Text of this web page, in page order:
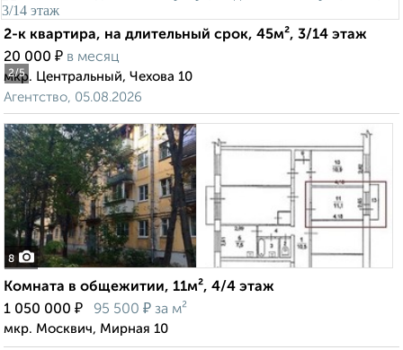
2/5
2-к квартира, на длительный срок, 45м², 3/14 этаж
20 000 ₽ в месяц
мкр. Центральный, Чехова 10
Агентство, 05.08.2026
8
Комната в общежитии, 11м², 4/4 этаж
1 050 000 ₽ 95 500 ₽ за м²
мкр. Москвич, Мирная 10